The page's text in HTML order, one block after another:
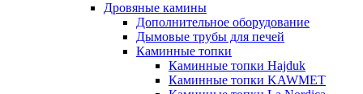
Дровяные камины
Дополнительное оборудование
Дымовые трубы для печей
Каминные топки
Каминные топки Hajduk
Каминные топки KAWMET